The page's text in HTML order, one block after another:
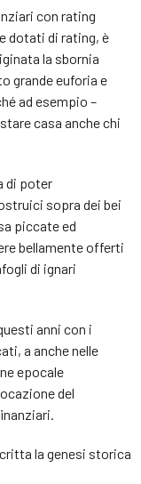
con rating
dotati di rating, è
la sbornia
grande euforia e
ad esempio –
casa anche chi
di poter
sopra dei bei
piccate ed
bellamente offerti
di ignari
anni con i
a anche nelle
epocale
del
la genesi storica